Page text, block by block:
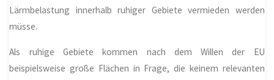
Lärmbelastung innerhalb ruhiger Gebiete vermieden werden
müsse.
Als ruhige Gebiete kommen nach dem Willen der EU
beispielsweise große Flächen in Frage, die keinem relevanten